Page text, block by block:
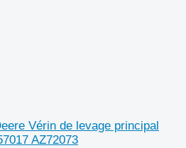
Vérin de levage principal
AZ72073